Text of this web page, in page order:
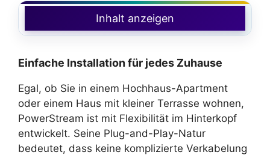
Inhalt anzeigen
Einfache Installation für jedes Zuhause
Egal, ob Sie in einem Hochhaus-Apartment
oder einem Haus mit kleiner Terrasse wohnen,
PowerStream ist mit Flexibilität im Hinterkopf
entwickelt. Seine Plug-and-Play-Natur
bedeutet, dass keine komplizierte Verkabelung